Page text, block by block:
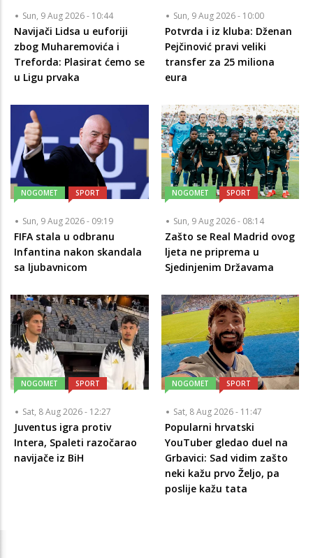
Sun, 9 Aug 2026 - 10:44
Navijači Lidsa u euforiji
zbog Muharemovića i
Treforda: Plasirat ćemo se
u Ligu prvaka
Sun, 9 Aug 2026 - 10:00
Potvrda i iz kluba: Dženan
Pejčinović pravi veliki
transfer za 25 miliona
eura
NOGOMET SPORT
Sun, 9 Aug 2026 - 09:19
FIFA stala u odbranu
Infantina nakon skandala
sa ljubavnicom
NOGOMET SPORT
Sun, 9 Aug 2026 - 08:14
Zašto se Real Madrid ovog
ljeta ne priprema u
Sjedinjenim Državama
NOGOMET SPORT
Sat, 8 Aug 2026 - 12:27
Juventus igra protiv
Intera, Spaleti razočarao
navijače iz BiH
NOGOMET SPORT
Sat, 8 Aug 2026 - 11:47
Popularni hrvatski
YouTuber gledao duel na
Grbavici: Sad vidim zašto
neki kažu prvo Željo, pa
poslije kažu tata